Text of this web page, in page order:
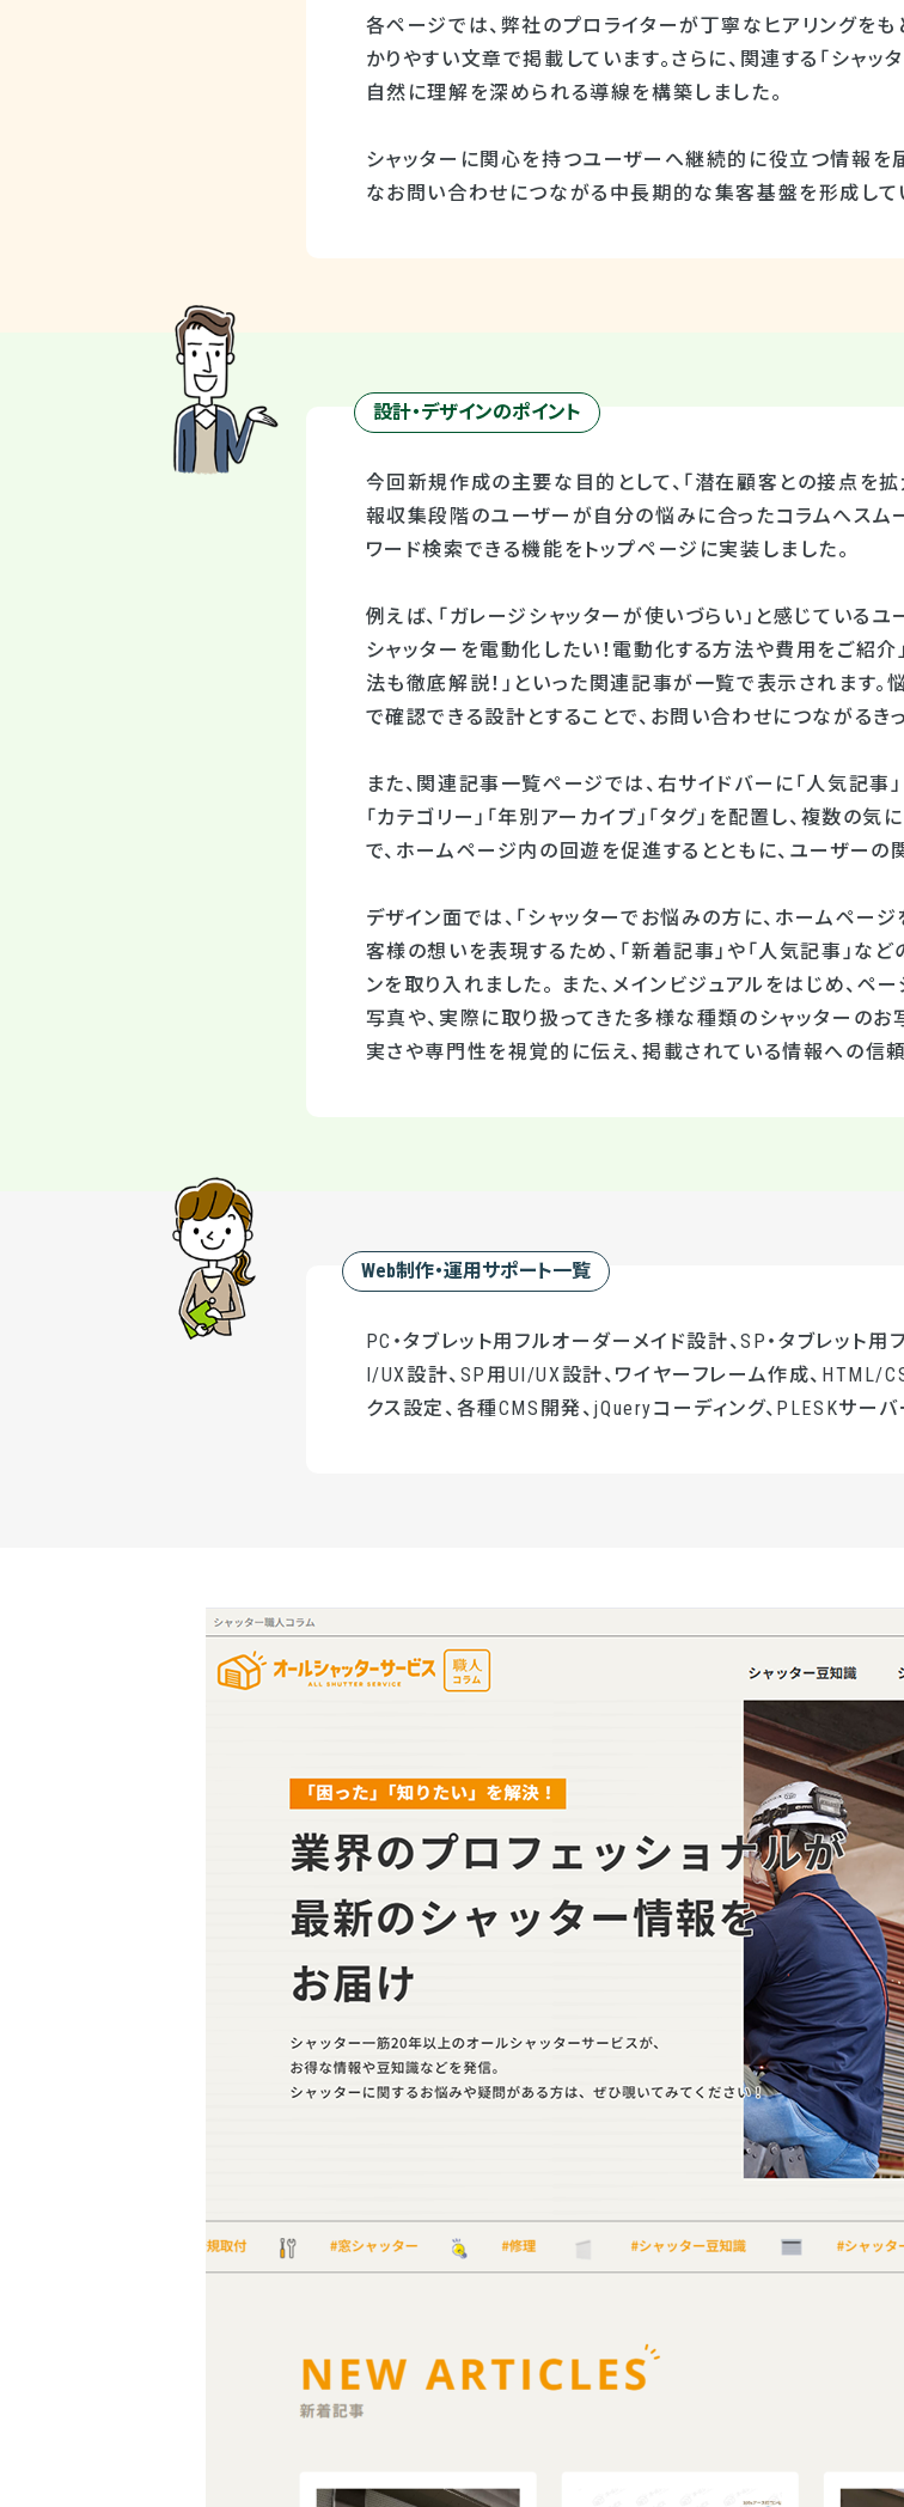
各ページでは、弊社のプロライターが丁寧なヒアリングを
かりやすい文章で掲載しています。さらに、関連する「シャ
自然に理解を深められる導線を構築しました。
シャッターに関心を持つユーザーへ継続的に役立つ情報を
なお問い合わせにつながる中長期的な集客基盤を形成して
設計・デザインのポイント
今回新規作成の主要な目的として、「潜在顧客との接点を拡
報収集段階のユーザーが自分の悩みに合ったコラムへスムー
ワード検索できる機能をトップページに実装しました。
例えば、「ガレージシャッターが使いづらい」と感じているユ
シャッターを電動化したい！電動化する方法や費用をご紹
法も徹底解説！」といった関連記事が一覧で表示されます
で確認できる設計とすることで、お問い合わせにつながるき
また、関連記事一覧ページでは、右サイドバーに「人気記事
「カテゴリー」「年別アーカイブ」「タグ」を配置し、複数
で、ホームページ内の回遊を促進するとともに、ユーザー
デザイン面では、「シャッターでお悩みの方に、ホームペー
客様の想いを表現するため、「新着記事」や「人気記事」な
ンを取り入れました。 また、メインビジュアルをはじめ、
写真や、実際に取り扱ってきた多様な種類のシャッターのお
実さや専門性を視覚的に伝え、掲載されている情報への信
Web制作・運用サポート一覧
PC・タブレット用フルオーダーメイド設計、SP・タブレット
I/UX設計、SP用UI/UX設計、ワイヤーフレーム作成、HTML/
クス設定、各種CMS開発、jQueryコーディング、PLESKサーバ